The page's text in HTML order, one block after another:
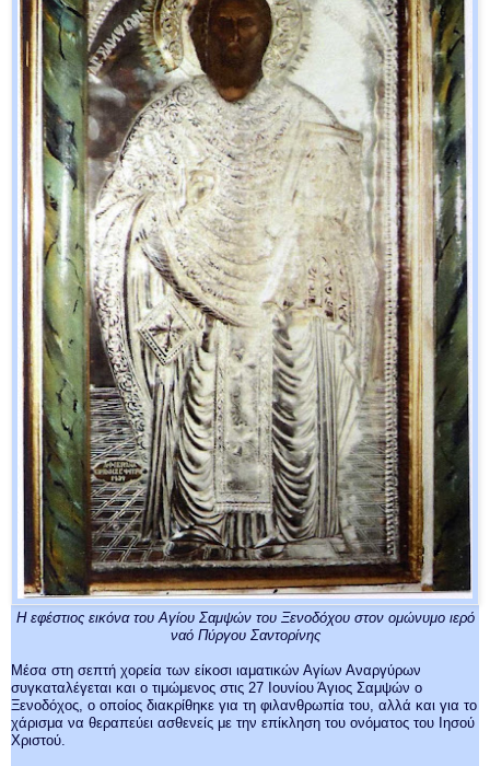
Η εφέστιος εικόνα του Αγίου Σαμψών του Ξενοδόχου στον ομώνυμο ιερό
ναό Πύργου Σαντορίνης
Μέσα στη σεπτή χορεία των είκοσι ιαματικών Αγίων Αναργύρων
συγκαταλέγεται και ο τιμώμενος στις 27 Ιουνίου Άγιος Σαμψών ο
Ξενοδόχος, ο οποίος διακρίθηκε για τη φιλανθρωπία του, αλλά και για το
χάρισμα να θεραπεύει ασθενείς με την επίκληση του ονόματος του Ιησού
Χριστού.